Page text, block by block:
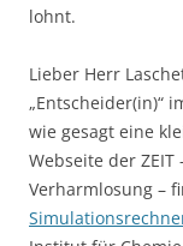
lohnt.
Lieber Herr
„Entscheider(in)“
wie gesagt eine
Webseite der
Verharmlosung –